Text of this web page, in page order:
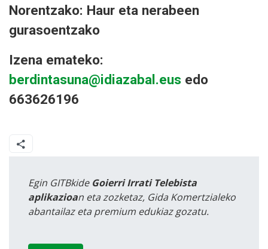
Norentzako: Haur eta nerabeen
gurasoentzako
Izena emateko:
berdintasuna@idiazabal.eus edo
663626196
Egin GITBkide Goierri Irrati Telebista
aplikazioan eta zozketaz, Gida Komertzialeko
abantailaz eta premium edukiaz gozatu.